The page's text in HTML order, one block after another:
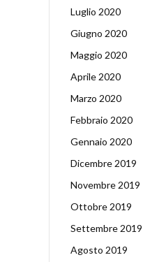
Luglio 2020
Giugno 2020
Maggio 2020
Aprile 2020
Marzo 2020
Febbraio 2020
Gennaio 2020
Dicembre 2019
Novembre 2019
Ottobre 2019
Settembre 2019
Agosto 2019